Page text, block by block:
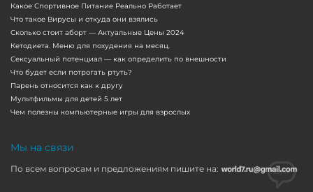
Какое Спортивное Питание Реально Работает
Что такое Вирусы и откуда они взялись
Сколько стоит аборт — Актуальные Цены 2024
Кетодиета. Меню для похудения на месяц.
Сексуальный потенциал — как определить по внешности
Что будет если потрогать ртуть?
Парень относится как к другу
Мультфильмы для детей 5 лет
Чем полезны компьютерные игры для взрослых
Мы на связи
По всем вопросам и предложениям пишите на: